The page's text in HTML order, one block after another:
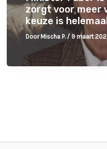
zorgt voor meer
keuze is
Door Mischa P. / 9 maart